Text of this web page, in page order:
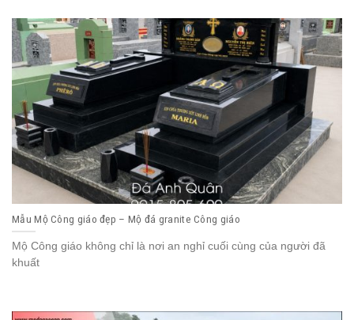
Mẫu Mộ Công giáo đẹp – Mộ đá granite Công giáo
Mộ Công giáo không chỉ là nơi an nghỉ cuối cùng của người đã
khuất